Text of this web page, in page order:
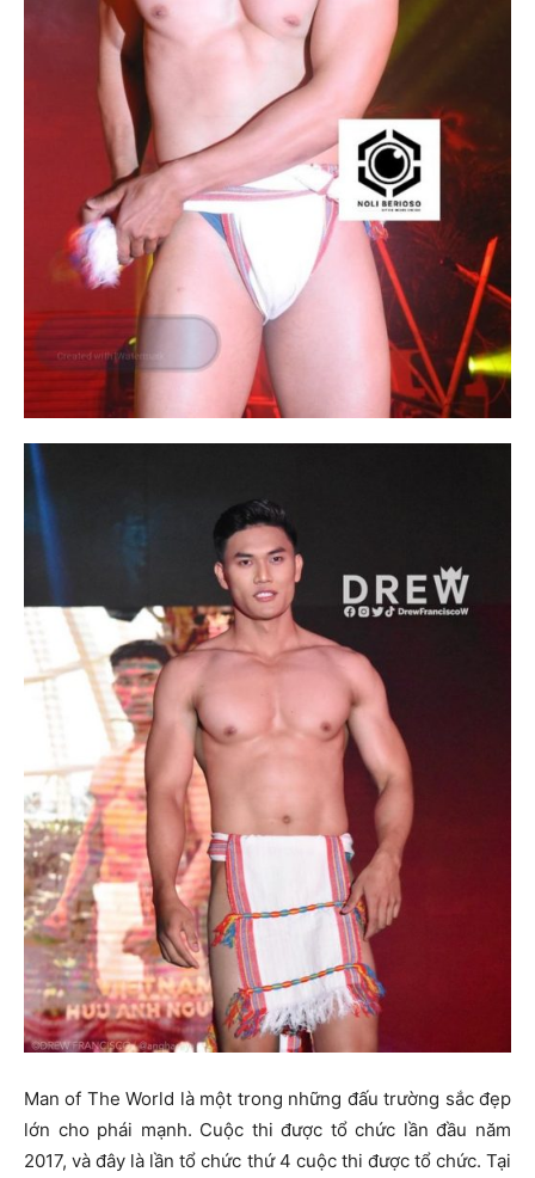
Man of The World là một trong những đấu trường sắc đẹp
lớn cho phái mạnh. Cuộc thi được tổ chức lần đầu năm
2017, và đây là lần tổ chức thứ 4 cuộc thi được tổ chức. Tại